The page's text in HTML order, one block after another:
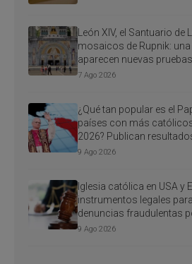
León XIV, el Santuario de
mosaicos de Rupnik:
aparecen nuevas
7 Ago 2026
¿Qué tan popular es el
países con más
2026? Publican
9 Ago 2026
Iglesia católica en USA y
instrumentos legales
denuncias fraudulentas
9 Ago 2026